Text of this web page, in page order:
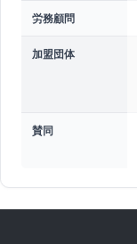
労務顧問
加盟団体
賛同